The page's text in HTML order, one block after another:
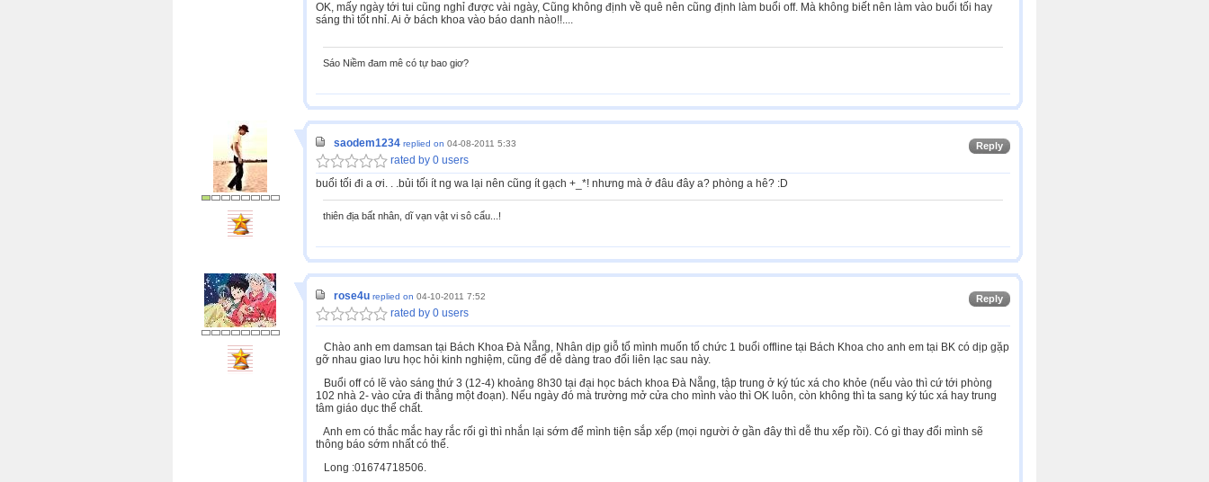
OK, mấy ngày tới tui cũng nghỉ được vài ngày, Cũng không định về quê nên cũng định làm buổi off. Mà không biết nên làm vào buổi tối hay
sáng thì tốt nhỉ. Ai ở bách khoa vào báo danh nào!!....
Sáo Niềm đam mê có tự bao giơ?
Reply
saodem1234 replied on 04-08-2011 5:33
rated by 0 users
buổi tối đi a ơi. . .bủi tối ít ng wa lại nên cũng ít gạch +_*! nhưng mà ở đâu đây a? phòng a hê? :D
thiên địa bất nhân, dĩ vạn vật vi sô cẩu...!
Reply
rose4u replied on 04-10-2011 7:52
rated by 0 users
Chào anh em damsan tại Bách Khoa Đà Nẵng, Nhân dịp giỗ tổ mình muốn tổ chức 1 buổi offline tại Bách Khoa cho anh em tại BK có dịp gặp
gỡ nhau giao lưu học hỏi kinh nghiệm, cũng để dễ dàng trao đổi liên lạc sau này.
Buổi off có lẽ vào sáng thứ 3 (12-4) khoảng 8h30 tại đại học bách khoa Đà Nẵng, tập trung ở ký túc xá cho khỏe (nếu vào thì cứ tới phòng
102 nhà 2- vào cửa đi thẳng một đoạn). Nếu ngày đó mà trường mở cửa cho mình vào thì OK luôn, còn không thì ta sang ký túc xá hay trung
tâm giáo dục thể chất.
Anh em có thắc mắc hay rắc rối gì thì nhắn lại sớm để mình tiện sắp xếp (mọi người ở gần đây thì dễ thu xếp rồi). Có gì thay đổi mình sẽ
thông báo sớm nhất có thể.
Long :01674718506.